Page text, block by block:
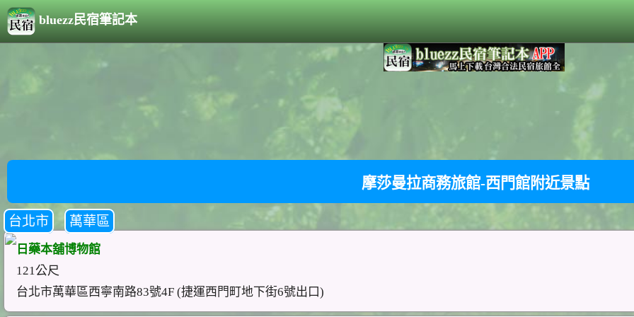
bluezz民宿筆記本
摩莎曼拉商務旅館-西門館附近景點
台北市 萬華區
日藥本舖博物館
121公尺
台北市萬華區西寧南路83號4F (捷運西門町地下街6號出口)